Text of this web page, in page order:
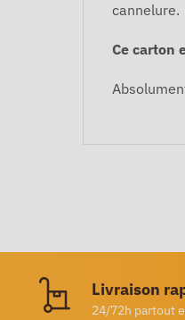
cannelure.
Ce carton
Livraison
24/72h partout